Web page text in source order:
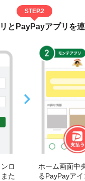
STEP.2
とPayPayアプリを
ロ
た
ホーム画面中
るPayPayア